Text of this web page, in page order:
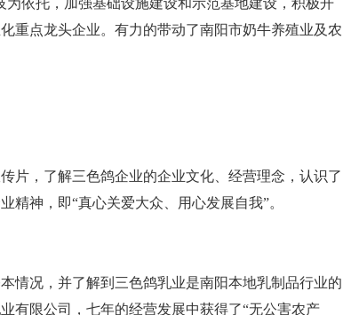
依托，加强基础设施建设和示范基地建设，积极开
重点龙头企业。有力的带动了南阳市奶牛养殖业及农
片，了解三色鸽企业的企业文化、经营理念，认识了
精神，即“真心关爱大众、用心发展自我”。
情况，并了解到三色鸽乳业是南阳本地乳制品行业的
有限公司，七年的经营发展中获得了“无公害农产